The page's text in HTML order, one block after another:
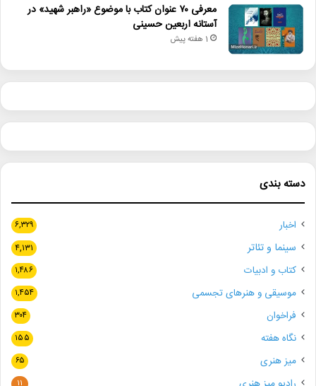
معرفی ۷۰ عنوان کتاب با موضوع «راهبر شهید» در
آستانه اربعین حسینی
1 هفته پیش
دسته بندی
اخبار ۶,۳۲۹
سینما و تئاتر ۴,۱۳۱
کتاب و ادبیات ۱,۴۸۶
موسیقی و هنرهای تجسمی ۱,۴۵۴
فراخوان ۳۰۴
نگاه هفته ۱۵۵
میز هنری ۶۵